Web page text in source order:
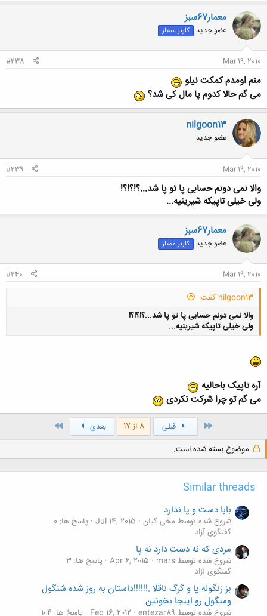
معمار67سبز
عضو جدید کاربر ممتاز
Mar 19, 2010
#238
منم اومدم کمکت نیلو
می گم حالا کدوم پا مال کی شد؟
nilgoon13
عضو جدید
Mar 19, 2010
#239
والا نمی دونم حسابی پا تو پا شد...؟!؟!؟!
ولی خیلی تاپیکه شیرینیه...
معمار67سبز
عضو جدید کاربر ممتاز
Mar 19, 2010
#240
nilgoon13 گفت:
والا نمی دونم حسابی پا تو پا شد...؟!؟!؟!
ولی خیلی تاپیکه شیرینیه...
کلیک کنید تا باز شود...
آره تاپیک باحالیه
می گم تو چرا شرکت نکردی
اول قبلی 8 از 17 بعدی
موضوع بسته شده است.
Similar threads
بابا دست و پا ندارد
شروع شده توسط مخی گیان Jul 14, 2015 پاسخ ها: 0
گفتگوی آزاد
مردی که نه دست دارد نه پا
شروع شده توسط mars Apr 6, 2015 پاسخ ها: 3
گفتگوی آزاد
بز زنگوله پا و گرگ ناقلا .!!!!!!داستان به روز شده شنگول
ومنگول رو اینجا بخونین
شروع شده توسط entezar89 Feb 16, 2012 پاسخ ها: 104